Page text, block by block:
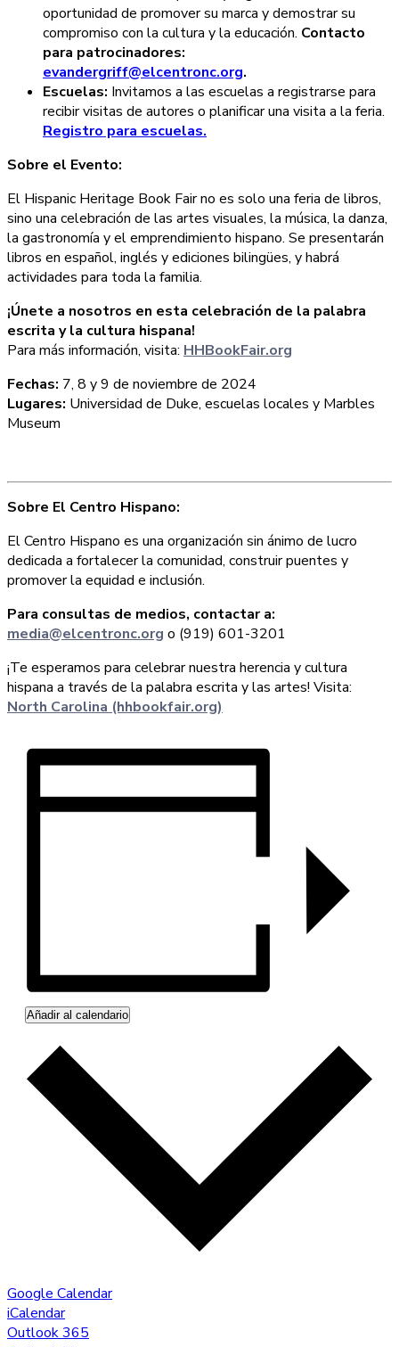
oportunidad de promover su marca y demostrar su
compromiso con la cultura y la educación. Contacto
para patrocinadores:
evandergriff@elcentronc.org.
Escuelas: Invitamos a las escuelas a registrarse para
recibir visitas de autores o planificar una visita a la feria.
Registro para escuelas.
Sobre el Evento:
El Hispanic Heritage Book Fair no es solo una feria de libros,
sino una celebración de las artes visuales, la música, la danza,
la gastronomía y el emprendimiento hispano. Se presentarán
libros en español, inglés y ediciones bilingües, y habrá
actividades para toda la familia.
¡Únete a nosotros en esta celebración de la palabra
escrita y la cultura hispana!
Para más información, visita: HHBookFair.org
Fechas: 7, 8 y 9 de noviembre de 2024
Lugares: Universidad de Duke, escuelas locales y Marbles
Museum
Sobre El Centro Hispano:
El Centro Hispano es una organización sin ánimo de lucro
dedicada a fortalecer la comunidad, construir puentes y
promover la equidad e inclusión.
Para consultas de medios, contactar a:
media@elcentronc.org o (919) 601-3201
¡Te esperamos para celebrar nuestra herencia y cultura
hispana a través de la palabra escrita y las artes! Visita:
North Carolina (hhbookfair.org)
Añadir al calendario
Google Calendar
iCalendar
Outlook 365